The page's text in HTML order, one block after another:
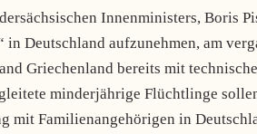
Innenministers, Boris
Deutschland aufzunehmen, am
Griechenland bereits mit
minderjährige Flüchtlinge
mit Familienangehörigen in